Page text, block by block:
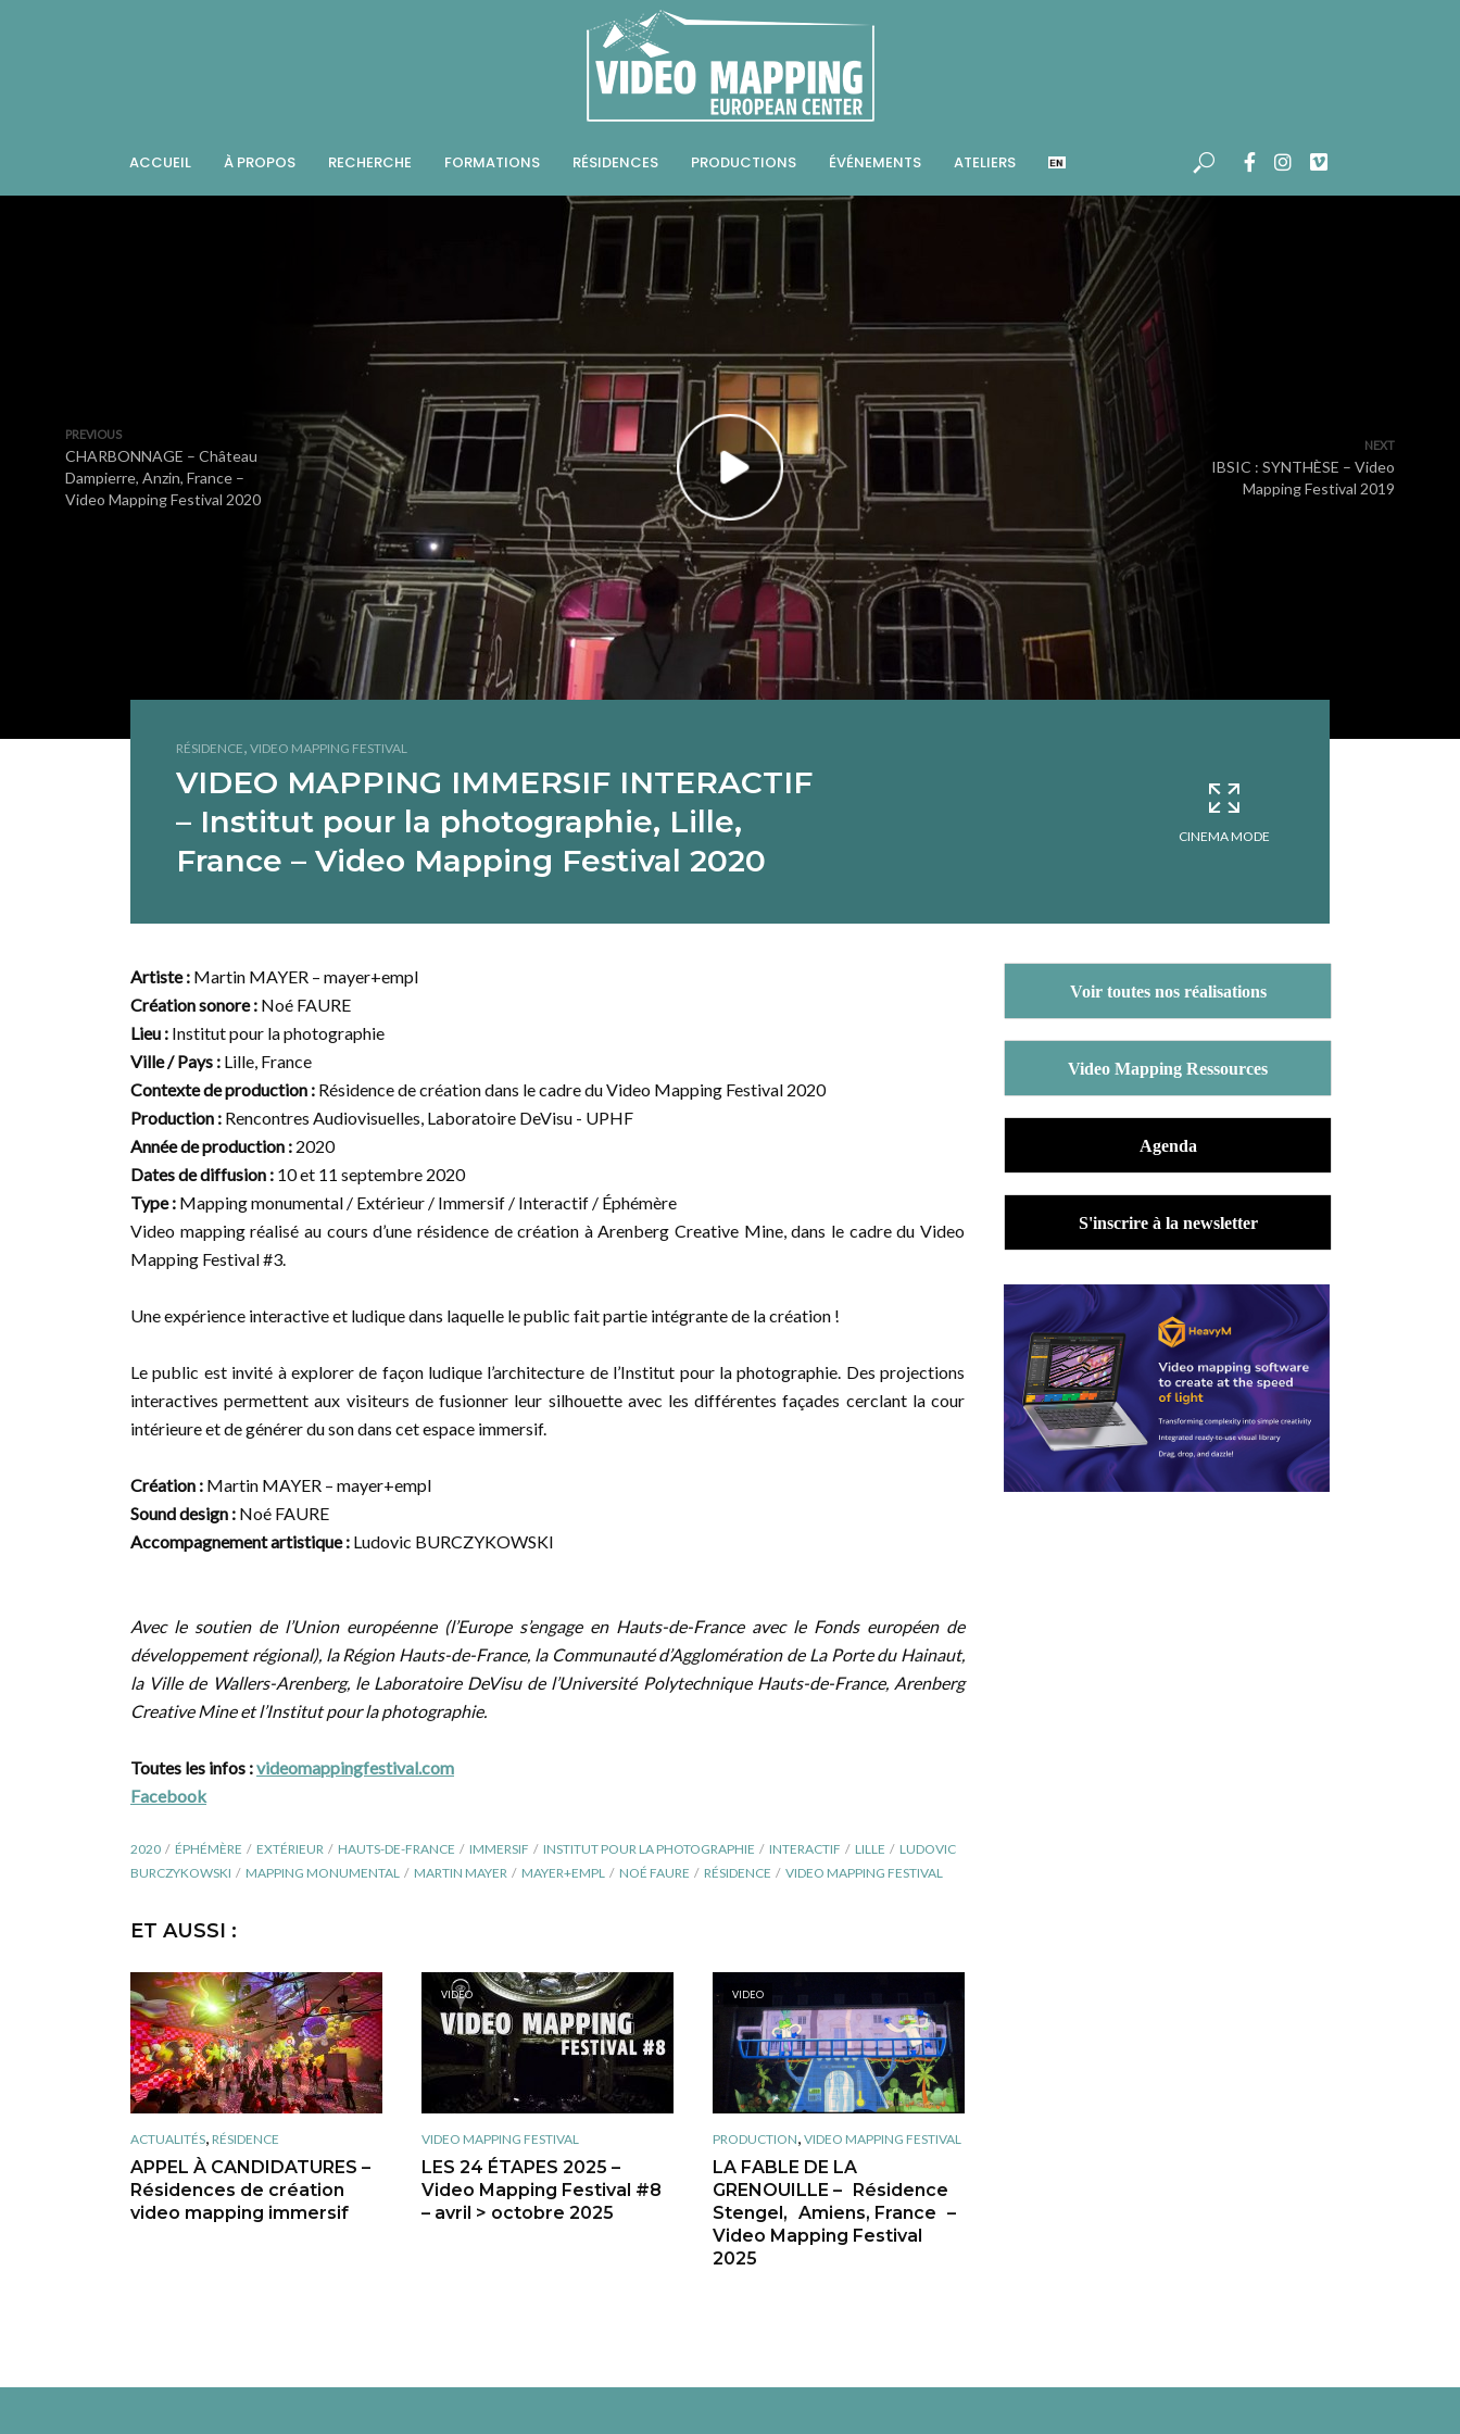
ACCUEIL À PROPOS RECHERCHE FORMATIONS RÉSIDENCES PRODUCTIONS ÉVÉNEMENTS ATELIERS
PREVIOUS
CHARBONNAGE – Château
Dampierre, Anzin, France –
Video Mapping Festival 2020
NEXT
IBSIC : SYNTHÈSE – Video
Mapping Festival 2019
RÉSIDENCE, VIDEO MAPPING FESTIVAL
VIDEO MAPPING IMMERSIF INTERACTIF
– Institut pour la photographie, Lille,
France – Video Mapping Festival 2020
CINEMA MODE
Artiste : Martin MAYER – mayer+empl
Création sonore : Noé FAURE
Lieu : Institut pour la photographie
Ville / Pays : Lille, France
Contexte de production : Résidence de création dans le cadre du Video Mapping Festival 2020
Production : Rencontres Audiovisuelles, Laboratoire DeVisu - UPHF
Année de production : 2020
Dates de diffusion : 10 et 11 septembre 2020
Type : Mapping monumental / Extérieur / Immersif / Interactif / Éphémère
Video mapping réalisé au cours d’une résidence de création à Arenberg Creative Mine, dans le cadre du Video
Mapping Festival #3.
Une expérience interactive et ludique dans laquelle le public fait partie intégrante de la création !
Le public est invité à explorer de façon ludique l’architecture de l’Institut pour la photographie. Des projections
interactives permettent aux visiteurs de fusionner leur silhouette avec les différentes façades cerclant la cour
intérieure et de générer du son dans cet espace immersif.
Création : Martin MAYER – mayer+empl
Sound design : Noé FAURE
Accompagnement artistique : Ludovic BURCZYKOWSKI
Avec le soutien de l’Union européenne (l’Europe s’engage en Hauts-de-France avec le Fonds européen de
développement régional), la Région Hauts-de-France, la Communauté d’Agglomération de La Porte du Hainaut,
la Ville de Wallers-Arenberg, le Laboratoire DeVisu de l’Université Polytechnique Hauts-de-France, Arenberg
Creative Mine et l’Institut pour la photographie.
Toutes les infos :videomappingfestival.com
Facebook
2020 ÉPHÉMÈRE EXTÉRIEUR HAUTS-DE-FRANCE IMMERSIF INSTITUT POUR LA PHOTOGRAPHIE INTERACTIF LILLE
LUDOVIC
BURCZYKOWSKI
MAPPING MONUMENTAL MARTIN MAYER MAYER+EMPL NOÉ FAURE RÉSIDENCE VIDEO MAPPING FESTIVAL
ET AUSSI :
ACTUALITÉS, RÉSIDENCE
APPEL À CANDIDATURES –
Résidences de création
video mapping immersif
VIDEO
VIDEO MAPPING FESTIVAL
LES 24 ÉTAPES 2025 –
Video Mapping Festival #8
– avril > octobre 2025
VIDEO
PRODUCTION, VIDEO MAPPING FESTIVAL
LA FABLE DE LA
GRENOUILLE – Résidence
Stengel, Amiens, France –
Video Mapping Festival
2025
Voir toutes nos réalisations
Video Mapping Ressources
Agenda
S'inscrire à la newsletter